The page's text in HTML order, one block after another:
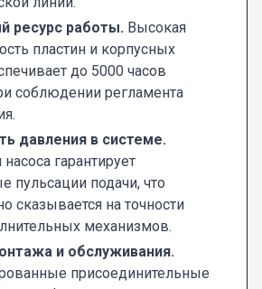
ресурс работы. Высокая
пластин и корпусных
до 5000 часов
соблюдении регламента
давления в системе.
гарантирует
пульсации подачи, что
сказывается на точности
механизмов.
и обслуживания.
присоединительные